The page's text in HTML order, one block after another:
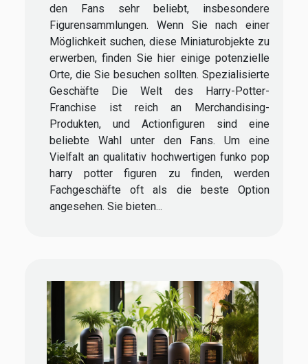
den Fans sehr beliebt, insbesondere
Figurensammlungen. Wenn Sie nach einer
Möglichkeit suchen, diese Miniaturobjekte zu
erwerben, finden Sie hier einige potenzielle
Orte, die Sie besuchen sollten. Spezialisierte
Geschäfte Die Welt des Harry-Potter-
Franchise ist reich an Merchandising-
Produkten, und Actionfiguren sind eine
beliebte Wahl unter den Fans. Um eine
Vielfalt an qualitativ hochwertigen funko pop
harry potter figuren zu finden, werden
Fachgeschäfte oft als die beste Option
angesehen. Sie bieten...